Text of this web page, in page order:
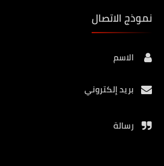
نموذج الاتصال
الاسم
بريد إلكتروني
رسالة